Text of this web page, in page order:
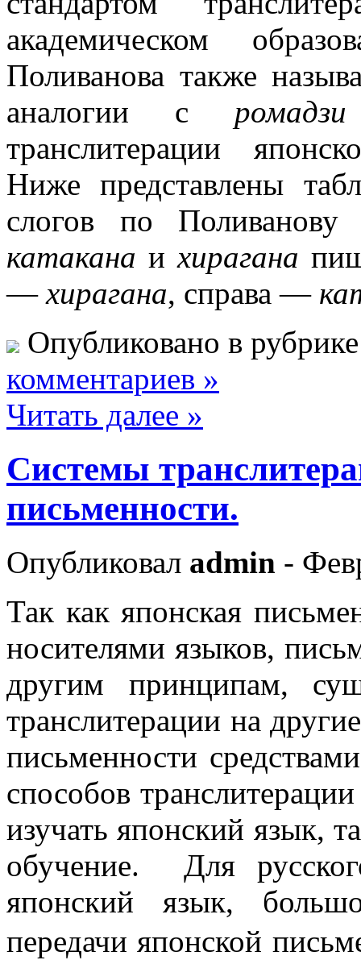
академическом
Поливанова также
аналогии с ромадзи
транслитерации
Ниже представлены
слогов по
катакана ихирагана
—хирагана, справа —
Опубликовано в
комментариев »
Читать далее »
Системы
письменности.
Опубликовал admin -
Так как японская
носителями языков,
другим принципам,
транслитерации на
письменности
способов
изучать японский язык,
обучение. Для
японский язык,
передачи японской